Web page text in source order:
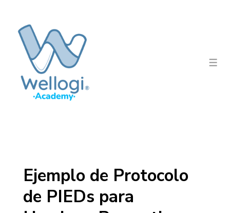
contenido
Ejemplo de Protocolo
de PIEDs para